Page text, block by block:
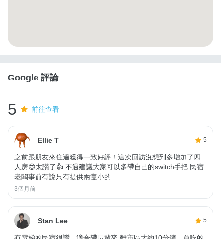
Google 評論
5 前往查看
Ellie T 5
之前跟朋友來住過獲得一致好評！這次回訪沒想到多增加了四
人房😍太讚了👍 不過建議大家可以多帶自己的switch手把 民宿
老闆事前有說只有提供兩隻小的
3個月前
Stan Lee 5
有電梯的民宿很讚，適合帶長輩來 離市區大約10分鐘，買吃的